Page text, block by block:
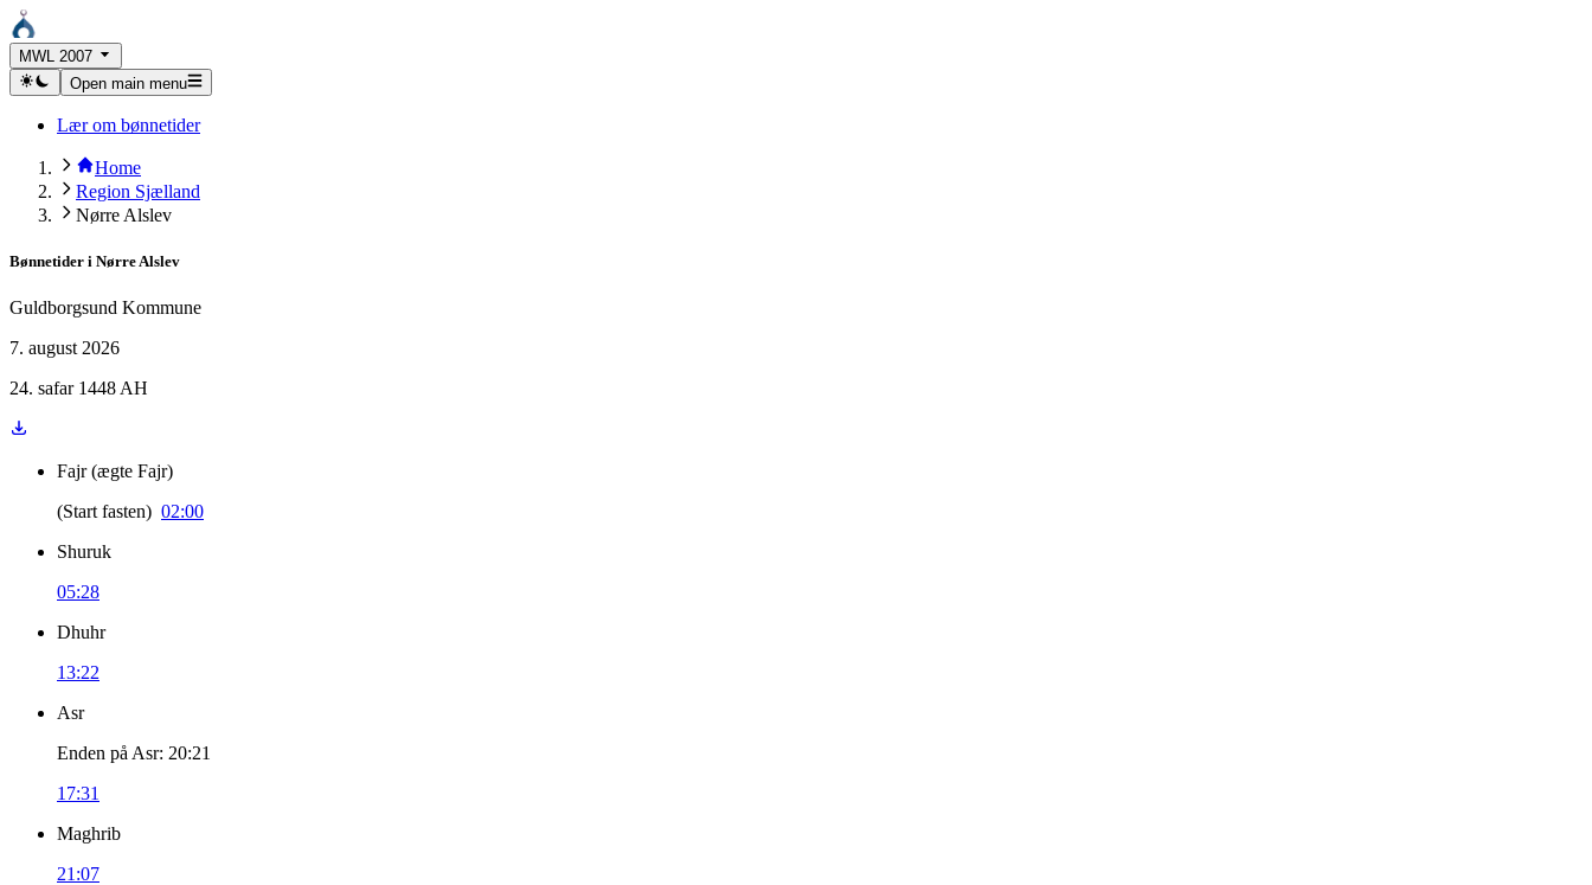
MWL 2007
Open main menu
Lær om bønnetider
Home
Region Sjælland
Nørre Alslev
Bønnetider i Nørre Alslev
Guldborgsund Kommune
7. august 2026
24. safar 1448 AH
Fajr (ægte Fajr)
(Start fasten) 02:00
Shuruk
05:28
Dhuhr
13:22
Asr
Enden på Asr: 20:21
17:31
Maghrib
21:07